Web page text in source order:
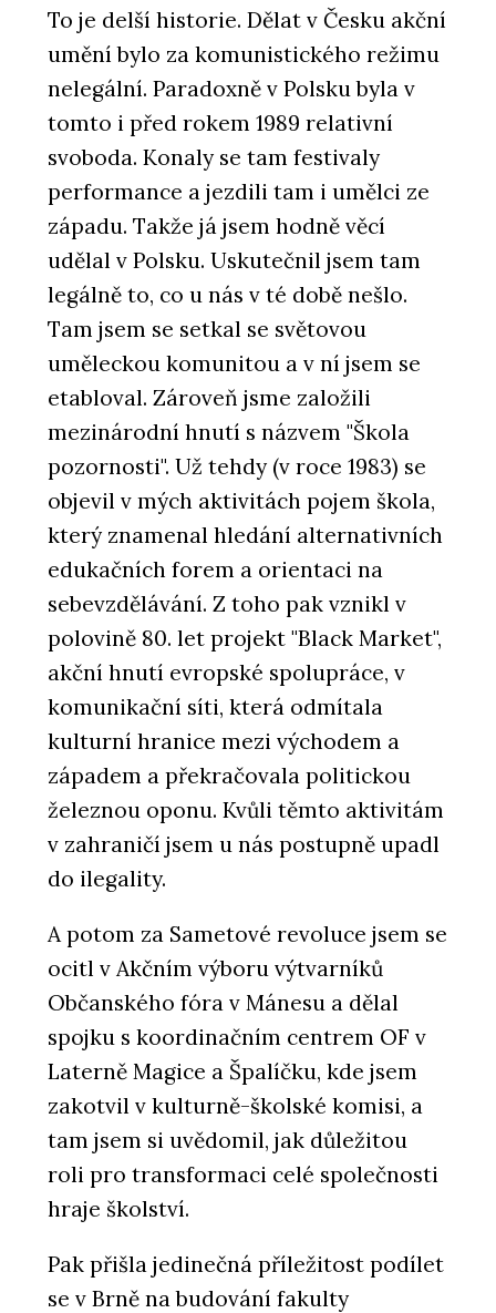
To je delší historie. Dělat v Česku akční
umění bylo za komunistického režimu
nelegální. Paradoxně v Polsku byla v
tomto i před rokem 1989 relativní
svoboda. Konaly se tam festivaly
performance a jezdili tam i umělci ze
západu. Takže já jsem hodně věcí
udělal v Polsku. Uskutečnil jsem tam
legálně to, co u nás v té době nešlo.
Tam jsem se setkal se světovou
uměleckou komunitou a v ní jsem se
etabloval. Zároveň jsme založili
mezinárodní hnutí s názvem "Škola
pozornosti". Už tehdy (v roce 1983) se
objevil v mých aktivitách pojem škola,
který znamenal hledání alternativních
edukačních forem a orientaci na
sebevzdělávání. Z toho pak vznikl v
polovině 80. let projekt "Black Market",
akční hnutí evropské spolupráce, v
komunikační síti, která odmítala
kulturní hranice mezi východem a
západem a překračovala politickou
železnou oponu. Kvůli těmto aktivitám
v zahraničí jsem u nás postupně upadl
do ilegality.
A potom za Sametové revoluce jsem se
ocitl v Akčním výboru výtvarníků
Občanského fóra v Mánesu a dělal
spojku s koordinačním centrem OF v
Laterně Magice a Špalíčku, kde jsem
zakotvil v kulturně-školské komisi, a
tam jsem si uvědomil, jak důležitou
roli pro transformaci celé společnosti
hraje školství.
Pak přišla jedinečná příležitost podílet
se v Brně na budování fakulty